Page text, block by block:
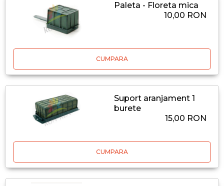
Paleta - Floreta mica
10,00 RON
CUMPARA
Suport aranjament 1
burete
15,00 RON
CUMPARA